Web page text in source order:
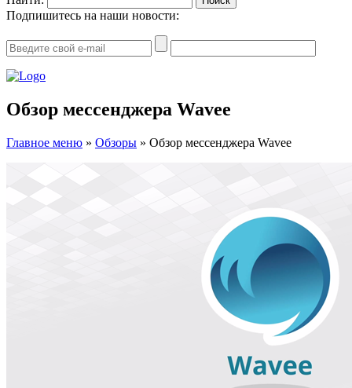
Подпишитесь на наши новости:
Обзор мессенджера Wavee
Главное меню » Обзоры » Обзор мессенджера Wavee